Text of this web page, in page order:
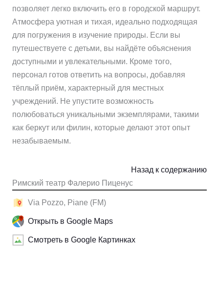
позволяет легко включить его в городской маршрут.
Атмосфера уютная и тихая, идеально подходящая
для погружения в изучение природы. Если вы
путешествуете с детьми, вы найдёте объяснения
доступными и увлекательными. Кроме того,
персонал готов ответить на вопросы, добавляя
тёплый приём, характерный для местных
учреждений. Не упустите возможность
полюбоваться уникальными экземплярами, такими
как беркут или филин, которые делают этот опыт
незабываемым.
Римский театр Фалерио Пиценус
Назад к содержанию
Via Pozzo, Piane (FM)
Открыть в Google Maps
Смотреть в Google Картинках